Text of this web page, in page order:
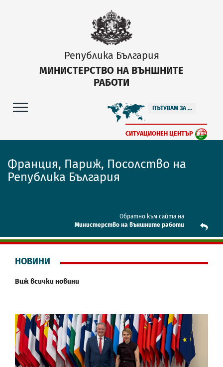
Република България
МИНИСТЕРСТВО НА ВЪНШНИТЕ
РАБОТИ
ПЪТУВАМ ЗА ...
СИТУАЦИОНЕН ЦЕНТЪР
Франция, Париж, Посолство на
Република България
Обратно към сайта на
Mинистерство на външните работи
НОВИНИ
Виж всички новини